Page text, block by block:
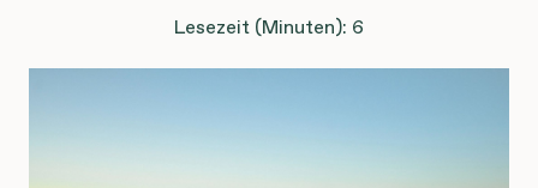
Lesezeit (Minuten): 6